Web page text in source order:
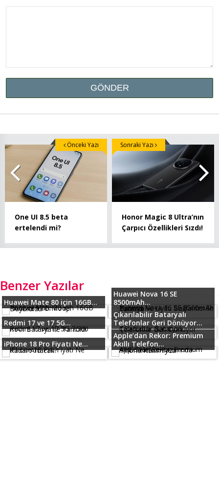
One UI 8.5 beta
ertelendi mi?
Önceki Yazı
Honor Magic 8 Ultra’nın
Çarpıcı Özellikleri Sızdı!
Sonraki Yazı
Benzer Yazılar
Huawei Mate 80 için 16GB...
Huawei Nova 16 SE
8500mAh...
Redmi 17 ve 17 5G...
Çıkarılabilir Bataryalı
Telefonlar Geri Dönüyor...
iPhone 18 Pro Fiyatı Ne...
Apple’dan Rekor: Premium
Akıllı Telefon...